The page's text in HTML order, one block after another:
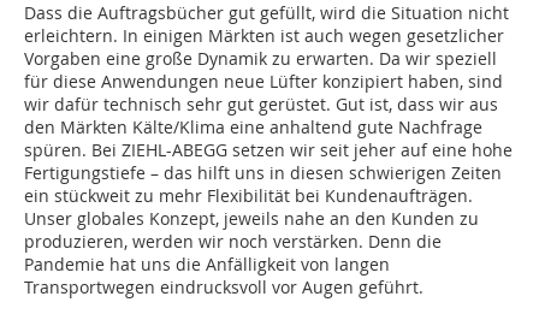
Dass die Auftragsbücher gut gefüllt, wird die Situation nicht
erleichtern. In einigen Märkten ist auch wegen gesetzlicher
Vorgaben eine große Dynamik zu erwarten. Da wir speziell
für diese Anwendungen neue Lüfter konzipiert haben, sind
wir dafür technisch sehr gut gerüstet. Gut ist, dass wir aus
den Märkten Kälte/Klima eine anhal­tend gute Nachfrage
spüren. Bei ZIEHL-ABEGG setzen wir seit jeher auf eine hohe
Fertigungstiefe – das hilft uns in diesen schwierigen Zeiten
ein stückweit zu mehr Flexibilität bei Kundenaufträgen.
Unser globales Konzept, jeweils nahe an den Kunden zu
produzieren, werden wir noch verstärken. Denn die
Pandemie hat uns die Anfälligkeit von langen
Transportwegen eindrucksvoll vor Augen geführt.